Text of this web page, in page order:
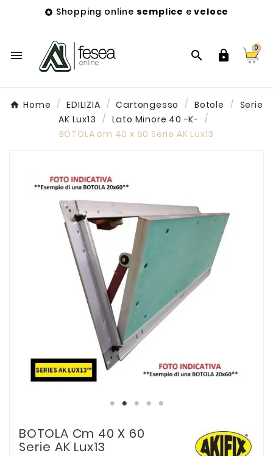
 Shopping online semplice eveloce
  
0
Home EDILIZIA Cartongesso Botole
Serie
AK Lux13
Lato Minore 40 -K-
BOTOLA cm 40 x 60 Serie AK Lux13
BOTOLA Cm 40 X 60
Serie AK Lux13